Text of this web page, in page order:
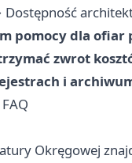
Dostępność
pomocy dla ofiar
zwrot
i
FAQ
Okręgowej